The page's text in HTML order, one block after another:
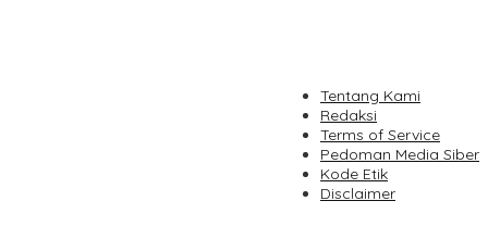
Tentang Kami
Redaksi
Terms of Service
Pedoman Media Siber
Kode Etik
Disclaimer